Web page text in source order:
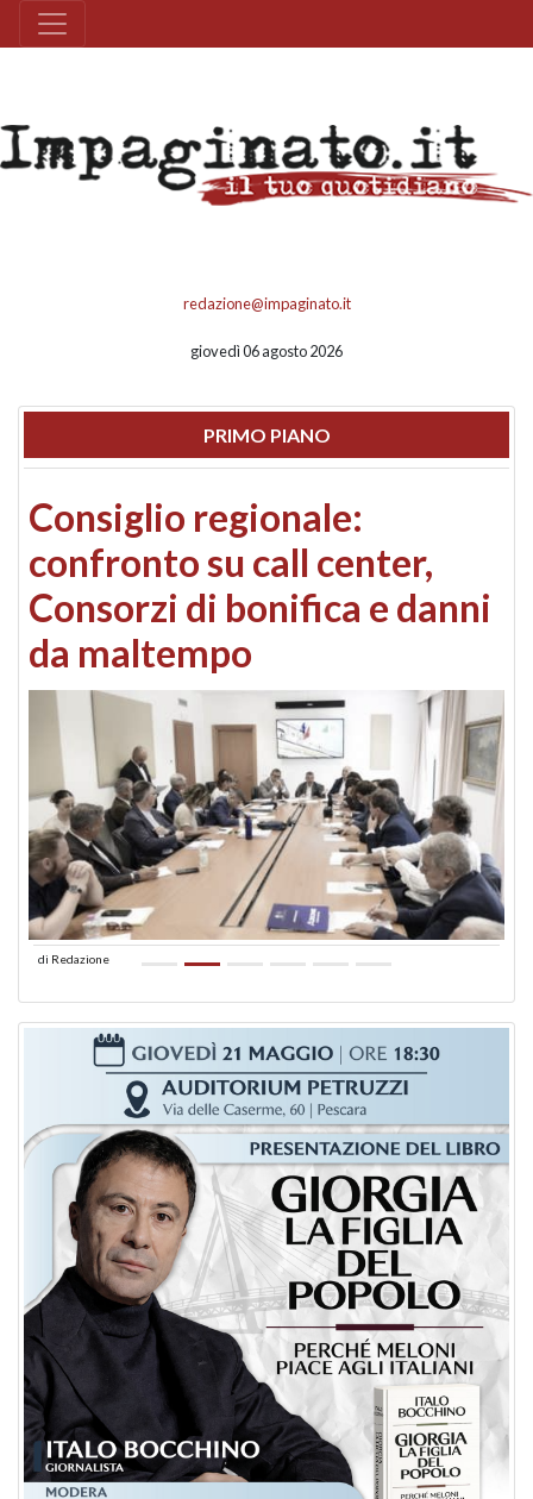
redazione@impaginato.it
giovedì 06 agosto 2026
PRIMO PIANO
Consiglio regionale:
confronto su call center,
Consorzi di bonifica e danni
da maltempo
di Redazione